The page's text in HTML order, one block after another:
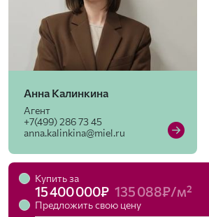
Анна Калинкина
Агент
+7(499) 286 73 45
anna.kalinkina@miel.ru
Купить за
15 400 000₽ 135 088₽/м²
Предложить свою цену